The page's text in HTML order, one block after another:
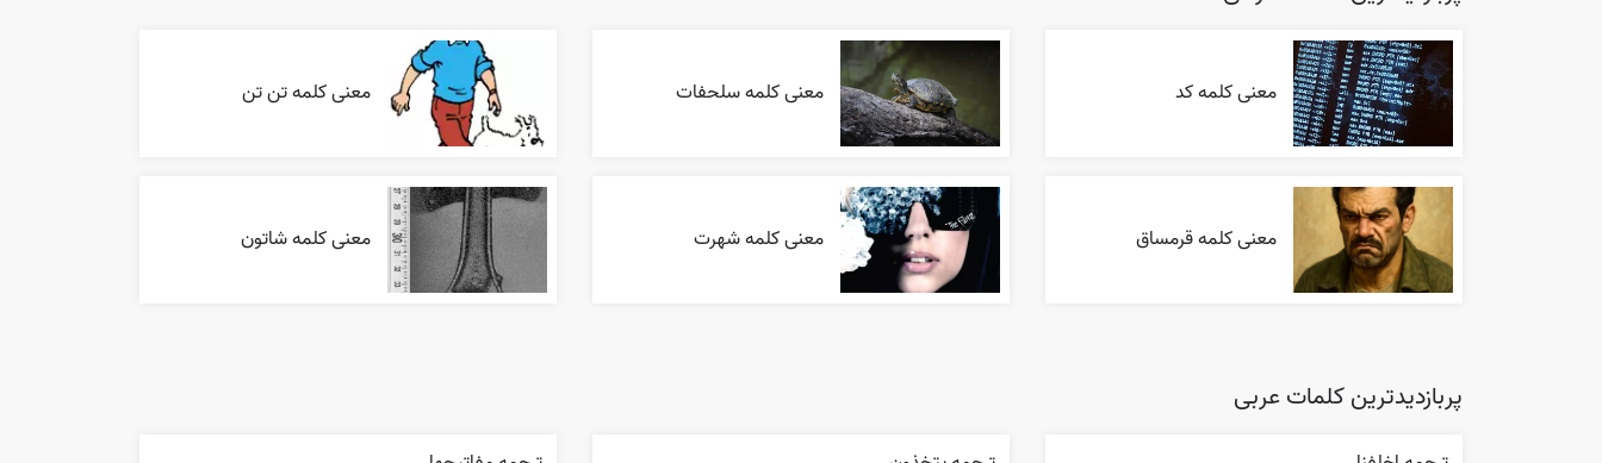
معنی کلمه کد معنی کلمه سلحفات معنی کلمه تن تن
معنی کلمه قرمساق معنی کلمه شهرت معنی کلمه شاتون
پربازدیدترین کلمات عربی